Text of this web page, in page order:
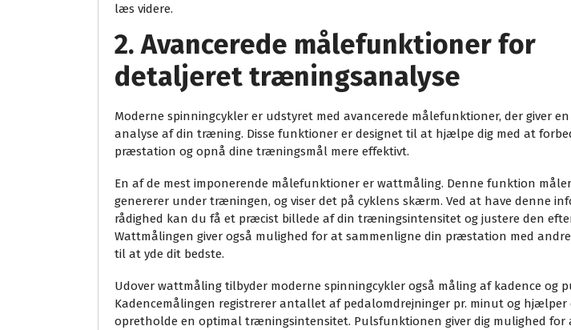
læs videre.
2. Avancerede målefunktioner for
detaljeret træningsanalyse
Moderne spinningcykler er udstyret med avancerede målefunktioner, der giver
analyse af din træning. Disse funktioner er designet til at hjælpe dig med at
præstation og opnå dine træningsmål mere effektivt.
En af de mest imponerende målefunktioner er wattmåling. Denne funktion
genererer under træningen, og viser det på cyklens skærm. Ved at have denne
rådighed kan du få et præcist billede af din træningsintensitet og justere den
Wattmålingen giver også mulighed for at sammenligne din præstation med
til at yde dit bedste.
Udover wattmåling tilbyder moderne spinningcykler også måling af kadence og
Kadencemålingen registrerer antallet af pedalomdrejninger pr. minut og hjælper
opretholde en optimal træningsintensitet. Pulsfunktionen giver dig mulighed for